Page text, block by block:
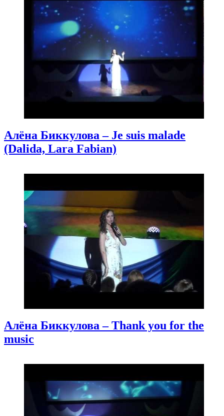
Алёна Биккулова – Je suis malade
(Dalida, Lara Fabian)
Алёна Биккулова – Thank you for the
music